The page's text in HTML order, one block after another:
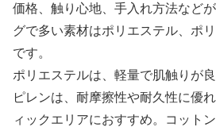
価格、触り心地、手入れ方法など
グで多い素材はポリエステル、ポ
です。
ポリエステルは、軽量で肌触りが
ピレンは、耐摩擦性や耐久性に優
ィックエリアにおすすめ。コット